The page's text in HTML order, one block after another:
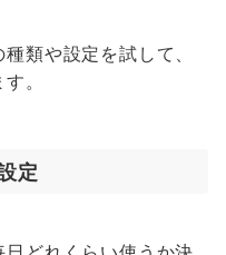
類や設定を試して、
。
定